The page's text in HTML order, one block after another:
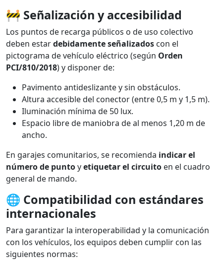
🚧 Señalización y accesibilidad
Los puntos de recarga públicos o de uso colectivo
deben estardebidamente señalizados con el
pictograma de vehículo eléctrico (según Orden
PCI/810/2018) y disponer de:
Pavimento antideslizante y sin obstáculos.
Altura accesible del conector (entre 0,5 m y 1,5 m).
Iluminación mínima de 50 lux.
Espacio libre de maniobra de al menos 1,20 m de
ancho.
En garajes comunitarios, se recomienda indicar el
número de puntoyetiquetar el circuito en el cuadro
general de mando.
🌐 Compatibilidad con estándares
internacionales
Para garantizar la interoperabilidad y la comunicación
con los vehículos, los equipos deben cumplir con las
siguientes normas: